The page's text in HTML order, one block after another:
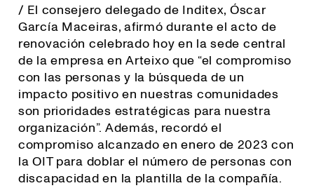
/ El consejero delegado de Inditex, Óscar
García Maceiras, afirmó durante el acto de
renovación celebrado hoy en la sede central
de la empresa en Arteixo que “el compromiso
con las personas y la búsqueda de un
impacto positivo en nuestras comunidades
son prioridades estratégicas para nuestra
organización”. Además, recordó el
compromiso alcanzado en enero de 2023 con
la OIT para doblar el número de personas con
discapacidad en la plantilla de la compañía.